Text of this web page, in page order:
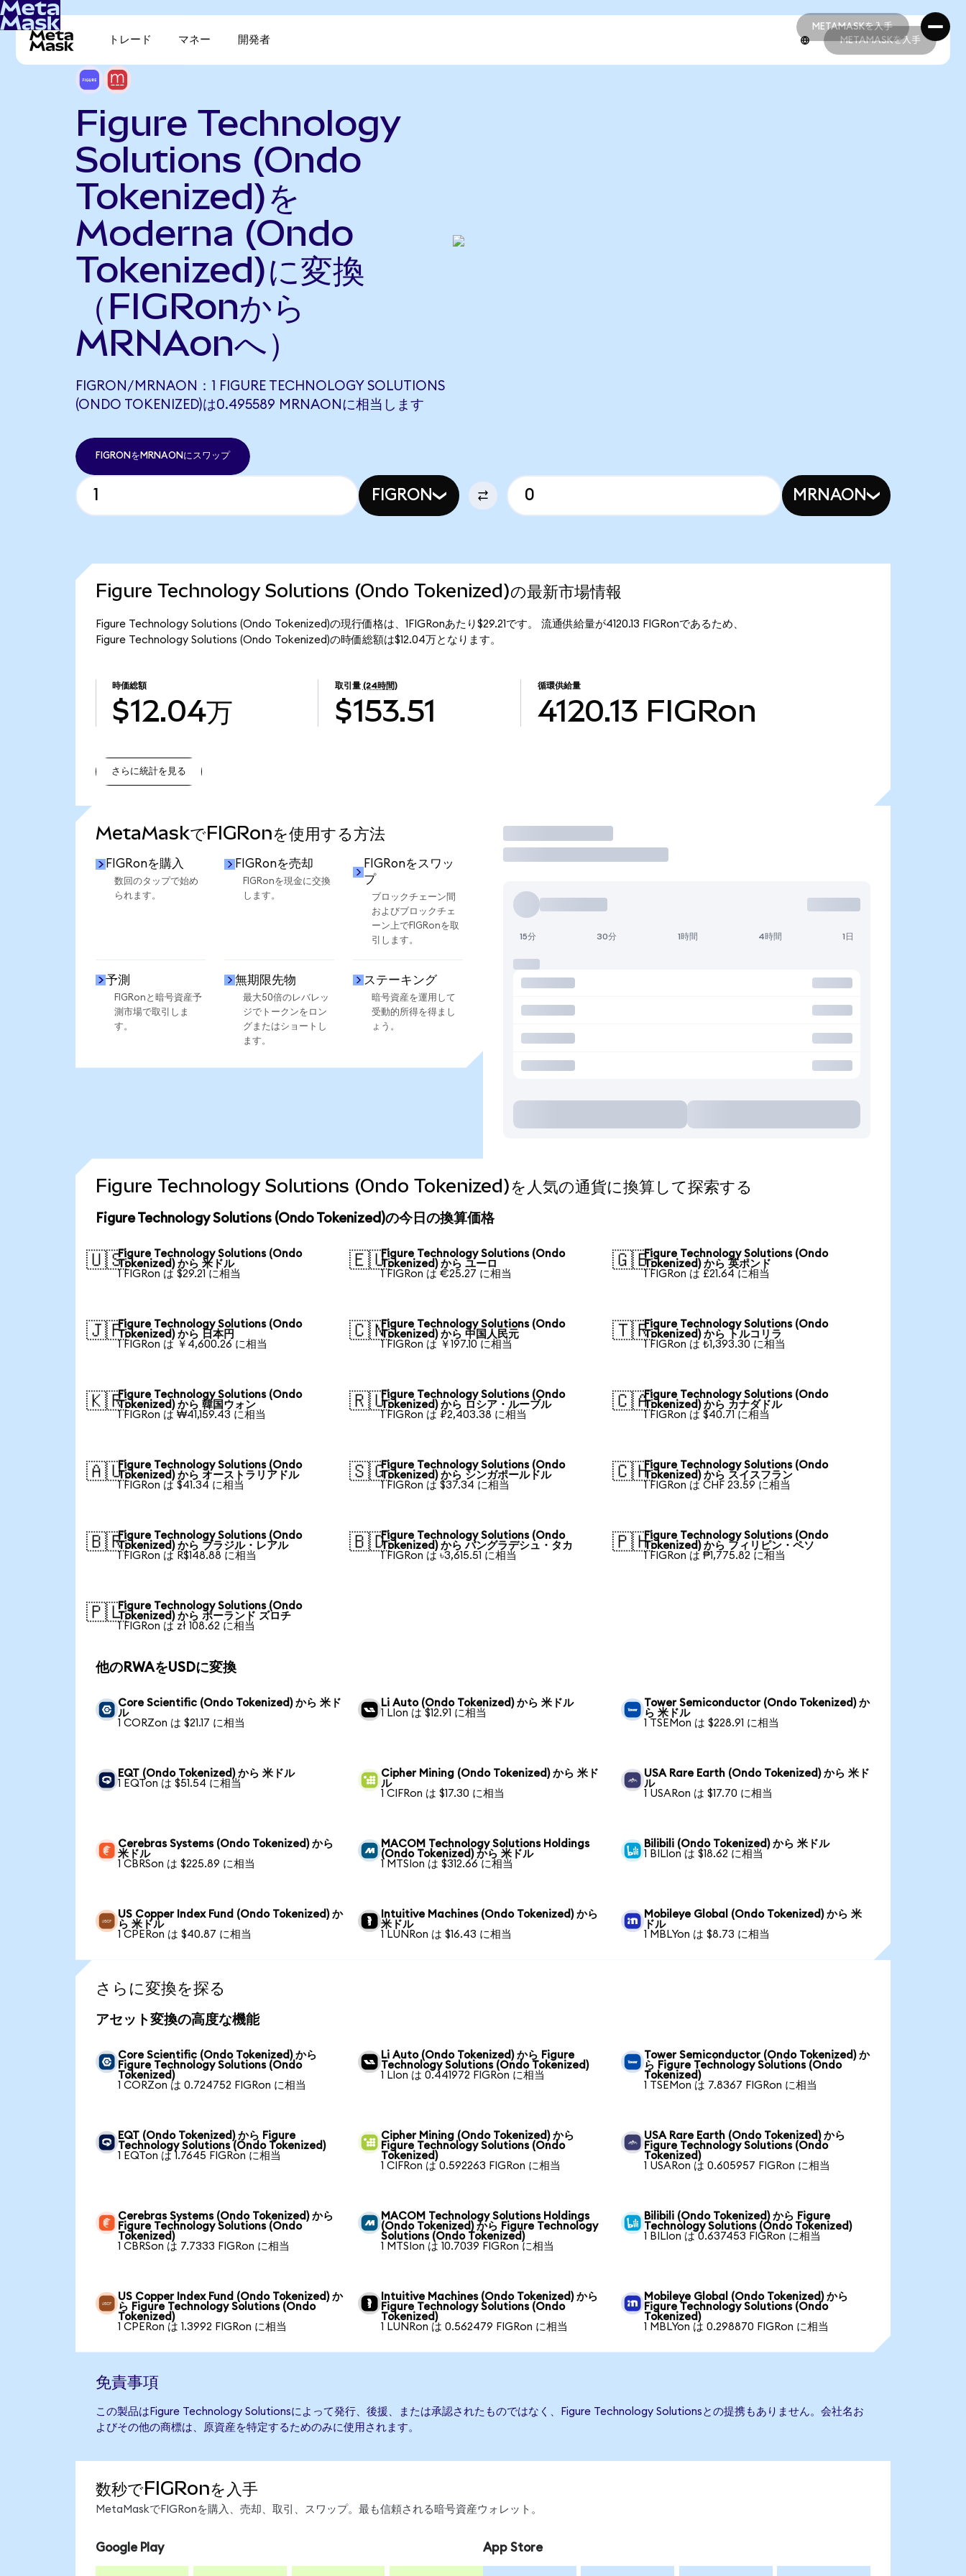
METAMASKを入手
METAMASKを入手
トレード マネー 開発者 METAMASKを入手
Figure Technology
Solutions (Ondo
Tokenized)を
Moderna (Ondo
Tokenized)に変換
（FIGRonから
MRNAonへ）
FIGRON/MRNAON：1 FIGURE TECHNOLOGY SOLUTIONS
(ONDO TOKENIZED)は0.495589 MRNAONに相当します
FIGRONをMRNAONにスワップ
FIGRON MRNAON
Figure Technology Solutions (Ondo Tokenized)の最新市場情報
Figure Technology Solutions (Ondo Tokenized)の現行価格は、1FIGRonあたり$29.21です。 流通供給量が4120.13 FIGRonであるため、
Figure Technology Solutions (Ondo Tokenized)の時価総額は$12.04万となります。
時価総額
$12.04万
取引量 (24時間)
$153.51
循環供給量
4120.13 FIGRon
さらに統計を見る
MetaMaskでFIGRonを使用する方法
FIGRonを購入
数回のタップで始め
られます。
FIGRonを売却
FIGRonを現金に交換
します。
FIGRonをスワッ
プ
ブロックチェーン間
およびブロックチェ
ーン上でFIGRonを取
引します。
予測
FIGRonと暗号資産予
測市場で取引しま
す。
無期限先物
最大50倍のレバレッ
ジでトークンをロン
グまたはショートし
ます。
ステーキング
暗号資産を運用して
受動的所得を得まし
ょう。
取引
15分 30分 1時間 4時間 1日
Figure Technology Solutions (Ondo Tokenized)を人気の通貨に換算して探索する
Figure Technology Solutions (Ondo Tokenized)の今日の換算価格
🇺🇸Figure Technology Solutions (Ondo
Tokenized) から 米ドル
1 FIGRon は $29.21 に相当
🇪🇺Figure Technology Solutions (Ondo
Tokenized) から ユーロ
1 FIGRon は €25.27 に相当
🇬🇧Figure Technology Solutions (Ondo
Tokenized) から 英ポンド
1 FIGRon は £21.64 に相当
🇯🇵Figure Technology Solutions (Ondo
Tokenized) から 日本円
1 FIGRon は ￥4,600.26 に相当
🇨🇳Figure Technology Solutions (Ondo
Tokenized) から 中国人民元
1 FIGRon は ￥197.10 に相当
🇹🇷Figure Technology Solutions (Ondo
Tokenized) から トルコリラ
1 FIGRon は ₺1,393.30 に相当
🇰🇷Figure Technology Solutions (Ondo
Tokenized) から 韓国ウォン
1 FIGRon は ₩41,159.43 に相当
🇷🇺Figure Technology Solutions (Ondo
Tokenized) から ロシア・ルーブル
1 FIGRon は ₽2,403.38 に相当
🇨🇦Figure Technology Solutions (Ondo
Tokenized) から カナダドル
1 FIGRon は $40.71 に相当
🇦🇺Figure Technology Solutions (Ondo
Tokenized) から オーストラリアドル
1 FIGRon は $41.34 に相当
🇸🇬Figure Technology Solutions (Ondo
Tokenized) から シンガポールドル
1 FIGRon は $37.34 に相当
🇨🇭Figure Technology Solutions (Ondo
Tokenized) から スイスフラン
1 FIGRon は CHF 23.59 に相当
🇧🇷Figure Technology Solutions (Ondo
Tokenized) から ブラジル・レアル
1 FIGRon は R$148.88 に相当
🇧🇩Figure Technology Solutions (Ondo
Tokenized) から バングラデシュ・タカ
1 FIGRon は ৳3,615.51 に相当
🇵🇭Figure Technology Solutions (Ondo
Tokenized) から フィリピン・ペソ
1 FIGRon は ₱1,775.82 に相当
🇵🇱Figure Technology Solutions (Ondo
Tokenized) から ポーランド ズロチ
1 FIGRon は zł 108.62 に相当
他のRWAをUSDに変換
Core Scientific (Ondo Tokenized) から 米ド
ル
1 CORZon は $21.17 に相当
Li Auto (Ondo Tokenized) から 米ドル
1 LIon は $12.91 に相当
Tower Semiconductor (Ondo Tokenized) か
ら 米ドル
1 TSEMon は $228.91 に相当
EQT (Ondo Tokenized) から 米ドル
1 EQTon は $51.54 に相当
Cipher Mining (Ondo Tokenized) から 米ド
ル
1 CIFRon は $17.30 に相当
USA Rare Earth (Ondo Tokenized) から 米ド
ル
1 USARon は $17.70 に相当
Cerebras Systems (Ondo Tokenized) から
米ドル
1 CBRSon は $225.89 に相当
MACOM Technology Solutions Holdings
(Ondo Tokenized) から 米ドル
1 MTSIon は $312.66 に相当
Bilibili (Ondo Tokenized) から 米ドル
1 BILIon は $18.62 に相当
US Copper Index Fund (Ondo Tokenized) か
ら 米ドル
1 CPERon は $40.87 に相当
Intuitive Machines (Ondo Tokenized) から
米ドル
1 LUNRon は $16.43 に相当
Mobileye Global (Ondo Tokenized) から 米
ドル
1 MBLYon は $8.73 に相当
さらに変換を探る
アセット変換の高度な機能
Core Scientific (Ondo Tokenized) から
Figure Technology Solutions (Ondo
Tokenized)
1 CORZon は 0.724752 FIGRon に相当
Li Auto (Ondo Tokenized) から Figure
Technology Solutions (Ondo Tokenized)
1 LIon は 0.441972 FIGRon に相当
Tower Semiconductor (Ondo Tokenized) か
ら Figure Technology Solutions (Ondo
Tokenized)
1 TSEMon は 7.8367 FIGRon に相当
EQT (Ondo Tokenized) から Figure
Technology Solutions (Ondo Tokenized)
1 EQTon は 1.7645 FIGRon に相当
Cipher Mining (Ondo Tokenized) から
Figure Technology Solutions (Ondo
Tokenized)
1 CIFRon は 0.592263 FIGRon に相当
USA Rare Earth (Ondo Tokenized) から
Figure Technology Solutions (Ondo
Tokenized)
1 USARon は 0.605957 FIGRon に相当
Cerebras Systems (Ondo Tokenized) から
Figure Technology Solutions (Ondo
Tokenized)
1 CBRSon は 7.7333 FIGRon に相当
MACOM Technology Solutions Holdings
(Ondo Tokenized) から Figure Technology
Solutions (Ondo Tokenized)
1 MTSIon は 10.7039 FIGRon に相当
Bilibili (Ondo Tokenized) から Figure
Technology Solutions (Ondo Tokenized)
1 BILIon は 0.637453 FIGRon に相当
US Copper Index Fund (Ondo Tokenized) か
ら Figure Technology Solutions (Ondo
Tokenized)
1 CPERon は 1.3992 FIGRon に相当
Intuitive Machines (Ondo Tokenized) から
Figure Technology Solutions (Ondo
Tokenized)
1 LUNRon は 0.562479 FIGRon に相当
Mobileye Global (Ondo Tokenized) から
Figure Technology Solutions (Ondo
Tokenized)
1 MBLYon は 0.298870 FIGRon に相当
免責事項
この製品はFigure Technology Solutionsによって発行、後援、または承認されたものではなく、Figure Technology Solutionsとの提携もありません。会社名お
よびその他の商標は、原資産を特定するためのみに使用されます。
数秒でFIGRonを入手
MetaMaskでFIGRonを購入、売却、取引、スワップ。最も信頼される暗号資産ウォレット。
Google Play App Store